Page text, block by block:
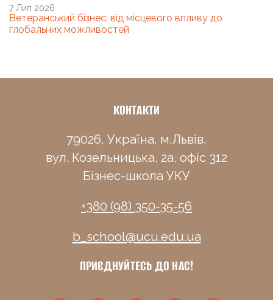
Ветеранський бізнес: від місцевого впливу до
глобальних можливостей
7 Лип 2026
КОНТАКТИ
79026, Україна, м.Львів,
вул. Козельницька, 2а, офіс 312
Бізнес-школа УКУ
+380 (98) 350-35-56
b_school@ucu.edu.ua
ПРИЄДНУЙТЕСЬ ДО НАС!